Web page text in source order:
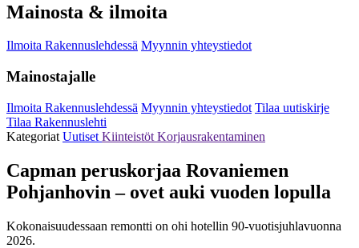
Mainosta & ilmoita
Ilmoita Rakennuslehdessä Myynnin yhteystiedot
Mainostajalle
Ilmoita Rakennuslehdessä Myynnin yhteystiedot Tilaa uutiskirje
Tilaa Rakennuslehti
Kategoriat Uutiset Kiinteistöt Korjausrakentaminen
Capman peruskorjaa Rovaniemen
Pohjanhovin – ovet auki vuoden lopulla
Kokonaisuudessaan remontti on ohi hotellin 90-vuotisjuhlavuonna
2026.